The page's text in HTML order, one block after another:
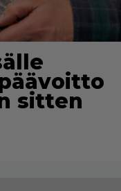
vähemmällä”,
sitten